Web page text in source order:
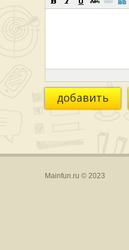
добавить
Mainfun.ru © 2023